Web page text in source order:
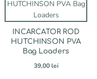
INCARCATOR ROD
HUTCHINSON PVA
Bag Loaders
39,00lei